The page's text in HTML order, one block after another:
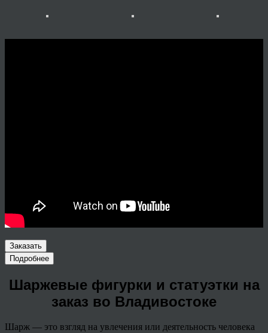
Заказать
Подробнее
Шаржевые фигурки и статуэтки на
заказ во Владивостоке
Шарж — это взгляд на увлечения или деятельность человека